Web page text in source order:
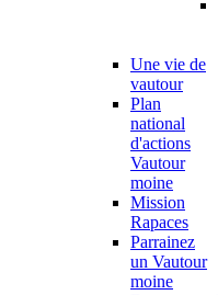
Une vie de
vautour
Plan
national
d'actions
Vautour
moine
Mission
Rapaces
Parrainez
un Vautour
moine